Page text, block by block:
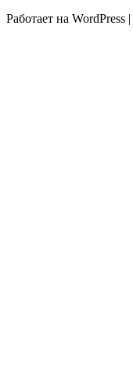
Работает на WordPress |